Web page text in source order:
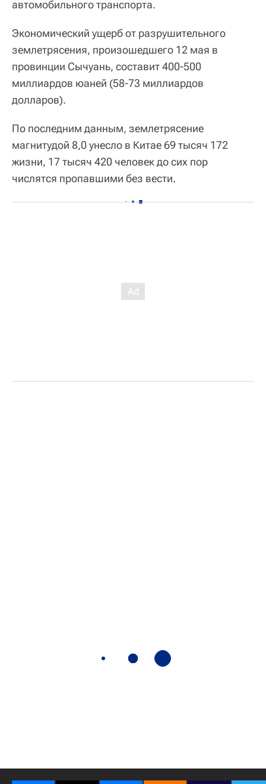
автомобильного транспорта.
Экономический ущерб от разрушительного
землетрясения, произошедшего 12 мая в
провинции Сычуань, составит 400-500
миллиардов юаней (58-73 миллиардов
долларов).
По последним данным, землетрясение
магнитудой 8,0 унесло в Китае 69 тысяч 172
жизни, 17 тысяч 420 человек до сих пор
числятся пропавшими без вести.